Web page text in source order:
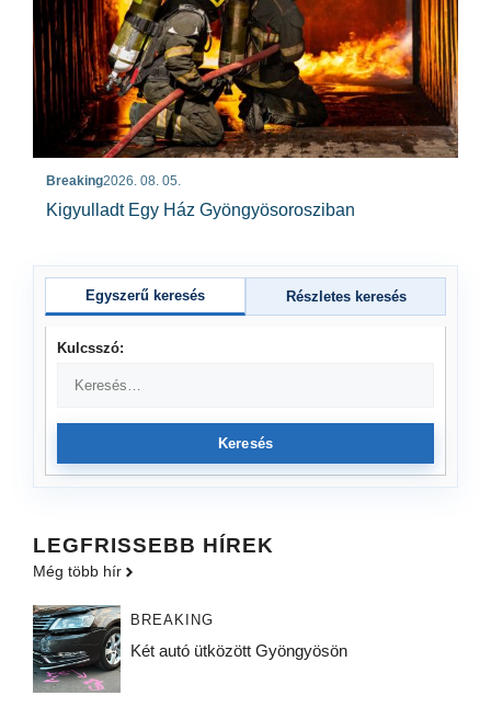
Breaking2026. 08. 05.
Kigyulladt Egy Ház Gyöngyösorosziban
Egyszerű keresés Részletes keresés
Kulcsszó:
Keresés
LEGFRISSEBB HÍREK
Még több hír
BREAKING
Két autó ütközött Gyöngyösön